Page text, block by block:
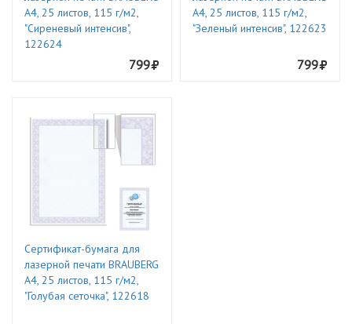
А4, 25 листов, 115 г/м2,
"Сиреневый интенсив",
122624
799
А4, 25 листов, 115 г/м2,
"Зеленый интенсив", 122623
799
Сертификат-бумага для
лазерной печати BRAUBERG
А4, 25 листов, 115 г/м2,
"Голубая сеточка", 122618